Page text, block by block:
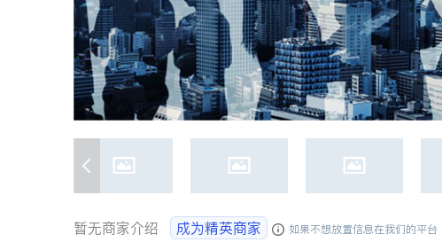
暂无商家介绍 成为精英商家 如果不想放置信息在我们的平台